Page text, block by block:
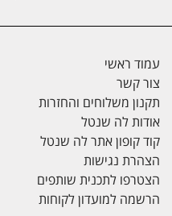
עמוד ראשי
צור קשר
תקנון משלוחים והחזרות
אודות לה שנטל
קוד קופון אתר לה שנטל
הצהרת נגישות
הצטרפו לתכנית שותפים
הרשמה למועדון לקוחות